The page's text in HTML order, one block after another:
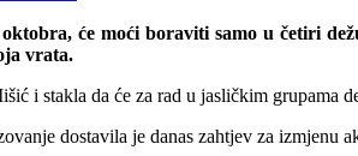
će moći boraviti samo u četiri
vrata.
i stakla da će za rad u jasličkim grupama
dostavila je danas zahtjev za izmjenu